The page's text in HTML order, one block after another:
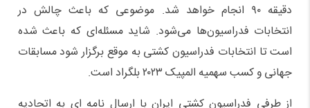
دقیقه ۹۰ انجام خواهد شد. موضوعی که باعث چالش در
انتخابات فدراسیون‌ها می‌شود. شاید مسئله‌ای که باعث شده
است تا انتخابات فدراسیون کشتی به موقع برگزار شود مسابقات
جهانی و کسب سهمیه المپیک ۲۰۲۳ بلگراد است.
از طرفی فدراسیون کشتی ایران با ارسال نامه ای به اتحادیه